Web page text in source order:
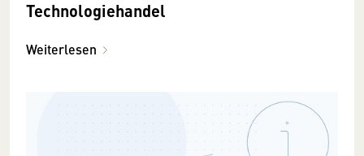
Technologiehandel
Weiterlesen